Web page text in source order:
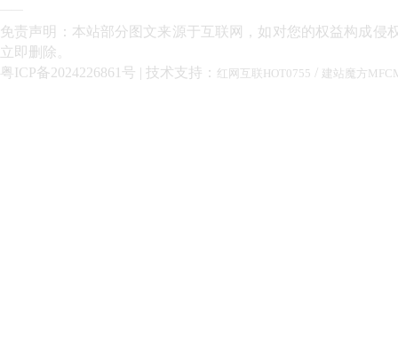
免责声明：本站部分图文来源于互联网，如对您的权益构成侵
立即删除。
粤ICP备2024226861号 | 技术支持： 红网互联HOT0755 / 建站魔方